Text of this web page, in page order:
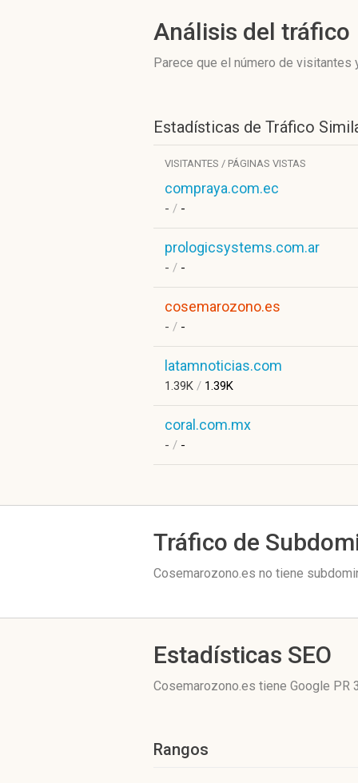
Análisis del tráfico
Parece que el número de
Estadísticas de Tráfico
VISITANTES / PÁGINAS VISTAS
compraya.com.ec
- / -
prologicsystems.com.ar
- / -
cosemarozono.es
- / -
latamnoticias.com
1.39K / 1.39K
coral.com.mx
- / -
Tráfico de
Cosemarozono.es no tiene
Estadísticas SEO
Cosemarozono.es tiene Google PR
Rangos